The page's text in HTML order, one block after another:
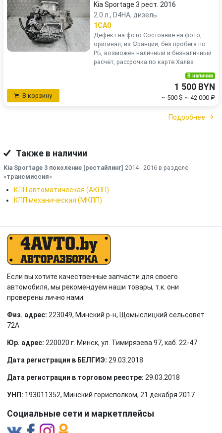
Kia Sportage 3 рест. 2016
2.0 л., D4HA, дизель
1CA0
Дефект на фото Состояние на фото,
оригинал, из Франции, без пробега по
РБ, возможен наличный и безналичный
расчёт, рассрочка по карте Халва
В корзину
В наличии
1 500 BYN
~ 500 $ ~ 42 000 ₽
Подробнее
Также в наличии
Kia Sportage 3 поколение [рестайлинг] 2014 - 2016 в разделе
«трансмиссия»
КПП автоматическая (АКПП)
КПП механическая (МКПП)
Если вы хотите качественные запчасти для своего
автомобиля, мы рекомендуем наши товары, т.к. они
проверены лично нами
Физ. адрес: 223049, Минский р-н, Щомыслицкий сельсовет
72А
Юр. адрес: 220020 г. Минск, ул. Тимирязева 97, каб. 22-47
Дата регистрации в БЕЛГИЭ: 29.03.2018
Дата регистрации в торговом реестре: 29.03.2018
УНП: 193011352, Минский горисполком, 21 декабря 2017
Социальные сети и маркетплейсы